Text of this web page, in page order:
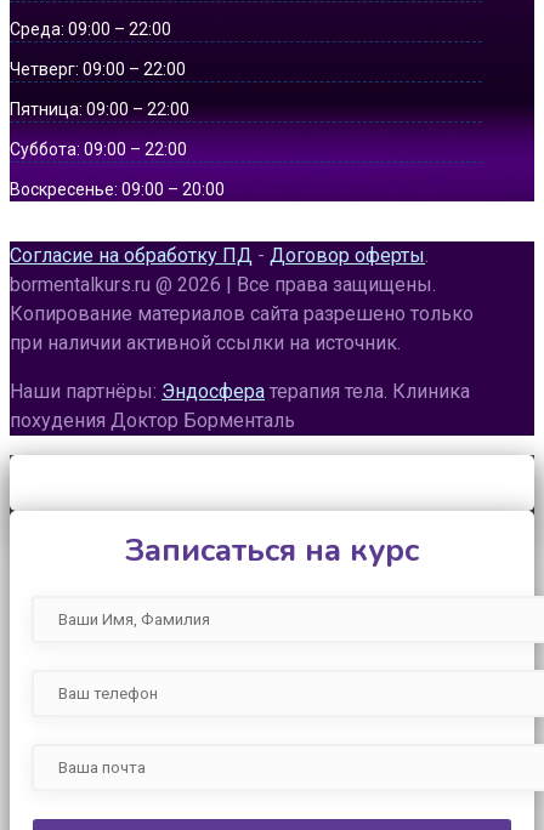
Среда: 09:00 – 22:00
Четверг: 09:00 – 22:00
Пятница: 09:00 – 22:00
Суббота: 09:00 – 22:00
Воскресенье: 09:00 – 20:00
Согласие на обработку ПД - Договор оферты
bormentalkurs.ru @ 2026 | Все права защищены.
Копирование материалов сайта разрешено только
при наличии активной ссылки на источник.
Наши партнёры: Эндосфера терапия тела. Клиника
похудения Доктор Борменталь
Записаться на курс